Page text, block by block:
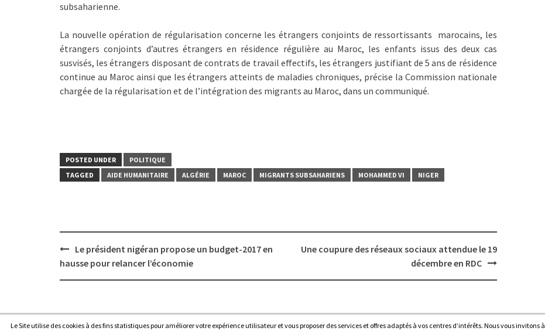
subsaharienne.
La nouvelle opération de régularisation concerne les étrangers conjoints de ressortissants marocains, les
étrangers conjoints d’autres étrangers en résidence régulière au Maroc, les enfants issus des deux cas
susvisés, les étrangers disposant de contrats de travail effectifs, les étrangers justifiant de 5 ans de résidence
continue au Maroc ainsi que les étrangers atteints de maladies chroniques, précise la Commission nationale
chargée de la régularisation et de l’intégration des migrants au Maroc, dans un communiqué.
POSTED UNDER
POLITIQUE
TAGGED
AIDE HUMANITAIRE ALGÉRIE MAROC MIGRANTS SUBSAHARIENS MOHAMMED VI NIGER
Post
navigation
Le président nigéran propose un budget-2017 en
hausse pour relancer l’économie
Une coupure des réseaux sociaux attendue le 19
décembre en RDC
Le Site utilise des cookies à des fins statistiques pour améliorer votre expérience utilisateur et vous proposer des services et offres adaptés à vos centres d’intérêts. Nous vous invitons à